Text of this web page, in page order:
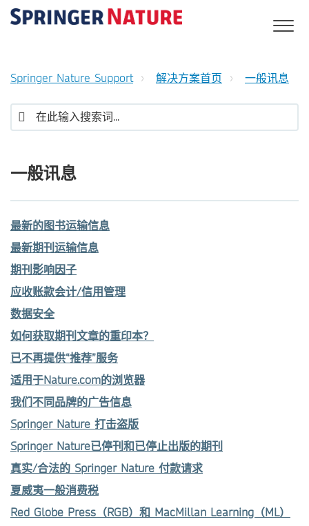
Springer Nature Support 解决方案首页 一般讯息
一般讯息
最新的图书运输信息
最新期刊运输信息
期刊影响因子
应收账款会计/信用管理
数据安全
如何获取期刊文章的重印本？
已不再提供“推荐”服务
适用于Nature.com的浏览器
我们不同品牌的广告信息
Springer Nature 打击盗版
Springer Nature已停刊和已停止出版的期刊
真实/合法的 Springer Nature 付款请求
夏威夷一般消费税
Red Globe Press（RGB）和 MacMillan Learning（ML）